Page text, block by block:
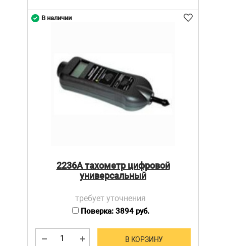
2236А тахометр цифровой
универсальный
требует уточнения
Поверка: 3894 руб.
В КОРЗИНУ
В наличии